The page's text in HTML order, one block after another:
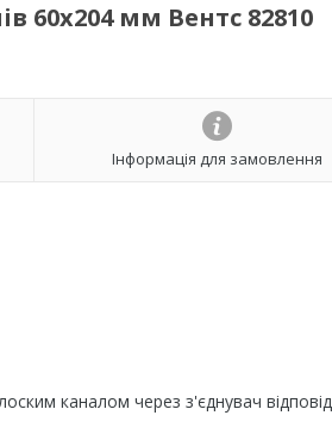
60х204 мм Вентс 82810
Інформація для замовлення
каналом через з'єднувач